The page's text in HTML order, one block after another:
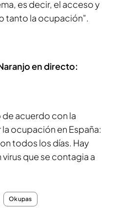
es decir, el acceso y
tanto la ocupación".
en directo:
acuerdo con la
la ocupación en España:
todos los días. Hay
que se contagia a
Okupas